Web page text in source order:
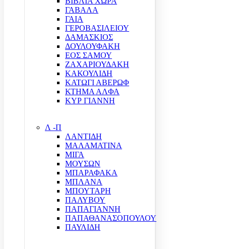
ΓΑΒΑΛΑ
ΓΑΙΑ
ΓΕΡΟΒΑΣΙΛΕΙΟΥ
ΔΑΜΑΣΚΙΟΣ
ΔΟΥΛΟΥΦΑΚΗ
ΕΟΣ ΣΑΜΟΥ
ΖΑΧΑΡΙΟΥΔΑΚΗ
ΚΑΚΟΥΛΙΔΗ
ΚΑΤΩΓΙ ΑΒΕΡΩΦ
ΚΤΗΜΑ ΑΛΦΑ
ΚΥΡ ΓΙΑΝΝΗ
Λ -Π
ΛΑΝΤΙΔΗ
ΜΑΛΑΜΑΤΙΝΑ
ΜΙΓΑ
ΜΟΥΣΩΝ
ΜΠΑΡΑΦΑΚΑ
ΜΠΛΑΝΑ
ΜΠΟΥΤΑΡΗ
ΠΑΛΥΒΟΥ
ΠΑΠΑΓΙΑΝΝΗ
ΠΑΠΑΘΑΝΑΣΟΠΟΥΛΟΥ
ΠΑΥΛΙΔΗ